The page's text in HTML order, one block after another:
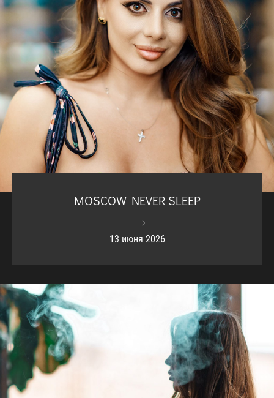
MOSCOW NEVER SLEEP
13 июня 2026